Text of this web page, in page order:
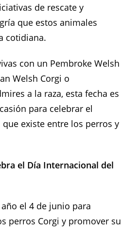
de rescate y
que estos animales
cotidiana.
con un Pembroke Welsh
Welsh Corgi o
a la raza, esta fecha es
para celebrar el
existe entre los perros y
el Día Internacional del
el 4 de junio para
perros Corgi y promover su